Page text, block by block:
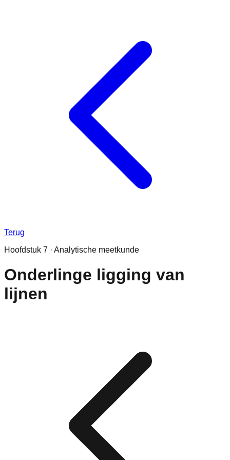
Terug
Hoofdstuk 7 · Analytische meetkunde
Onderlinge ligging van
lijnen